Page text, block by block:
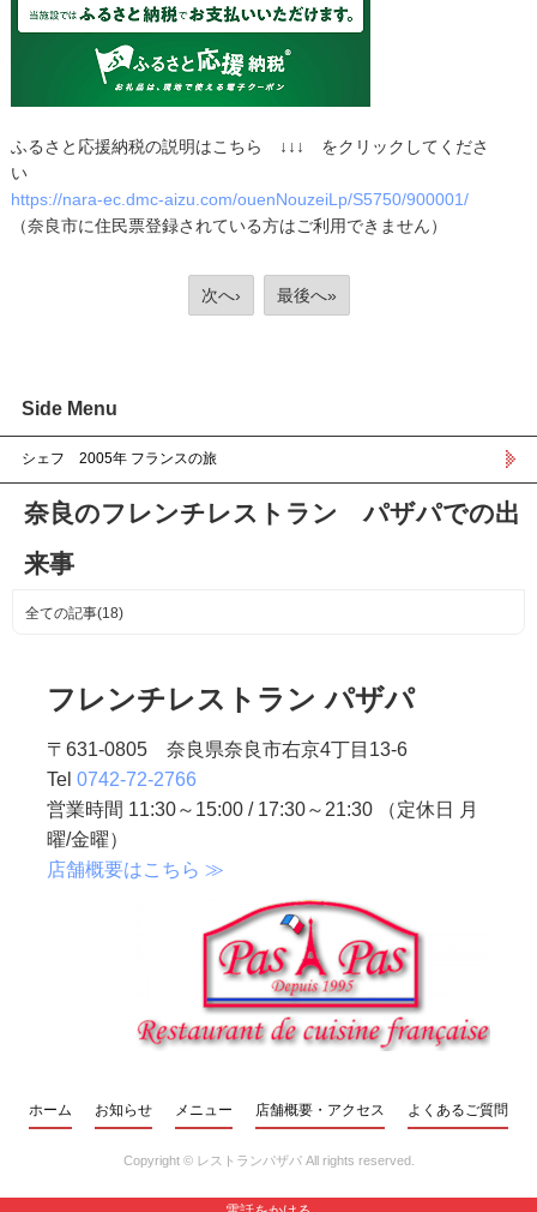
ふるさと応援納税の説明はこちら ↓↓↓ をクリックしてくださ
い
https://nara-ec.dmc-aizu.com/ouenNouzeiLp/S5750/900001/
（奈良市に住民票登録されている方はご利用できません）
次へ› 最後へ»
Side Menu
シェフ 2005年 フランスの旅
奈良のフレンチレストラン パザパでの出
来事
全ての記事(18)
フレンチレストラン パザパ
〒631-0805 奈良県奈良市右京4丁目13-6
Tel 0742-72-2766
営業時間 11:30～15:00 / 17:30～21:30 （定休日 月
曜/金曜）
店舗概要はこちら ≫
ホーム お知らせ メニュー 店舗概要・アクセス よくあるご質問
Copyright © レストランパザパAll rights reserved.